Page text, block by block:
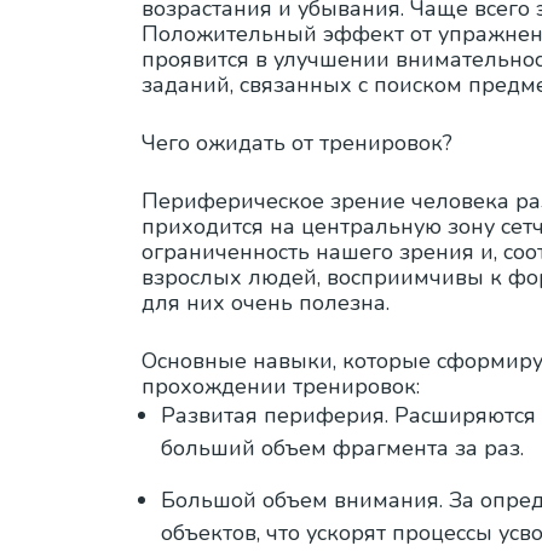
возрастания и убывания. Чаще
Положительный эффект от
проявится в улучшении
заданий, связанных с поиском
Чего ожидать от тренировок?
Периферическое зрение человека
приходится на центральную зону
ограниченность нашего зрения и,
взрослых людей, восприимчивы к
для них очень полезна.
Основные навыки, которые
прохождении тренировок:
Развитая периферия.
больший объем фрагмента за раз.
Большой объем внимания. За
объектов, что ускорят процессы